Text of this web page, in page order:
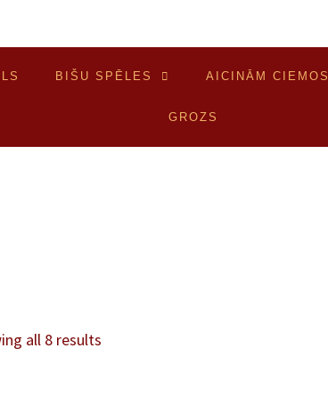
BIŠU SPĒLES AICINĀM CIEMOS
GROZS
all 8 results